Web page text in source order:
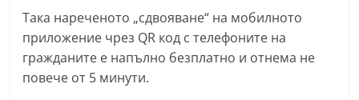
k
a
z
a
Така нареченото „сдвояване“ на мобилното
приложение чрез QR код с телефоните на
гражданите е напълно безплатно и отнема не
повече от 5 минути.